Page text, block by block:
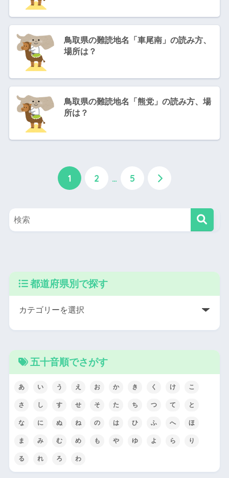
鳥取県の難読地名「車尾南」の読み方、
場所は？
鳥取県の難読地名「熊党」の読み方、場
所は？
1 2 … 5
都道府県別で探す
五十音順でさがす
あ い う え お か き く け こ
さ し す せ そ た ち つ て と
な に ぬ ね の は ひ ふ へ ほ
ま み む め も や ゆ よ ら り
る れ ろ わ